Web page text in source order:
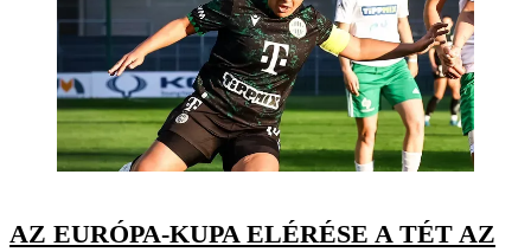
AZ EURÓPA-KUPA ELÉRÉSE A TÉT AZ